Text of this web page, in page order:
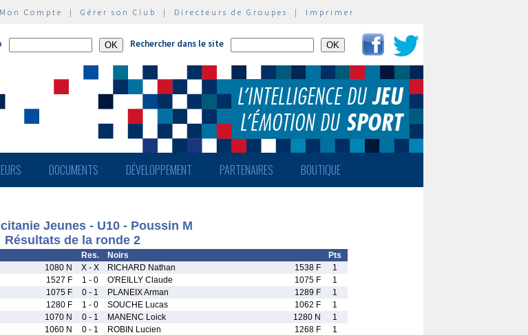
Mon Compte | Gérer son Club | Directeurs de Groupes | Imprimer
Rechercher dans le site
DOCUMENTS DÉVELOPPEMENT PARTENAIRES BOUTIQUE
Jeunes - U10 - Poussin M
Résultats de la ronde 2
Res. Noirs
Pts
1080 N X - X RICHARD Nathan 1538 F
1
1527 F 1 - 0 O'REILLY Claude 1075 F
1
1075 F 0 - 1 PLANEIX Arman 1289 F
1
1280 F 1 - 0 SOUCHE Lucas 1062 F
1
1070 N 0 - 1 MANENC Loick 1280 N
1
1060 N 0 - 1 ROBIN Lucien 1268 F
1